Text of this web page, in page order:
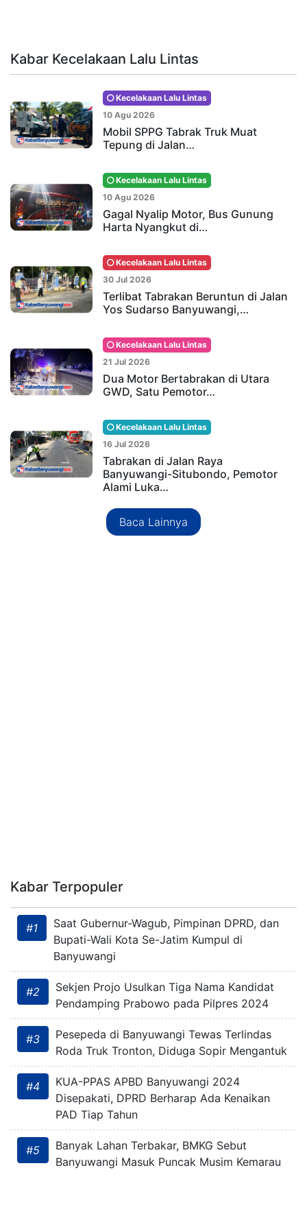
Kabar Kecelakaan Lalu Lintas
Kecelakaan Lalu Lintas
10 Agu 2026
Mobil SPPG Tabrak Truk Muat
Tepung di Jalan…
Kecelakaan Lalu Lintas
10 Agu 2026
Gagal Nyalip Motor, Bus Gunung
Harta Nyangkut di…
Kecelakaan Lalu Lintas
30 Jul 2026
Terlibat Tabrakan Beruntun di Jalan
Yos Sudarso Banyuwangi,…
Kecelakaan Lalu Lintas
21 Jul 2026
Dua Motor Bertabrakan di Utara
GWD, Satu Pemotor…
Kecelakaan Lalu Lintas
16 Jul 2026
Tabrakan di Jalan Raya
Banyuwangi-Situbondo, Pemotor
Alami Luka…
Baca Lainnya
Kabar Terpopuler
#1
Saat Gubernur-Wagub, Pimpinan DPRD, dan
Bupati-Wali Kota Se-Jatim Kumpul di
Banyuwangi
#2
Sekjen Projo Usulkan Tiga Nama Kandidat
Pendamping Prabowo pada Pilpres 2024
#3
Pesepeda di Banyuwangi Tewas Terlindas
Roda Truk Tronton, Diduga Sopir Mengantuk
#4
KUA-PPAS APBD Banyuwangi 2024
Disepakati, DPRD Berharap Ada Kenaikan
PAD Tiap Tahun
#5
Banyak Lahan Terbakar, BMKG Sebut
Banyuwangi Masuk Puncak Musim Kemarau